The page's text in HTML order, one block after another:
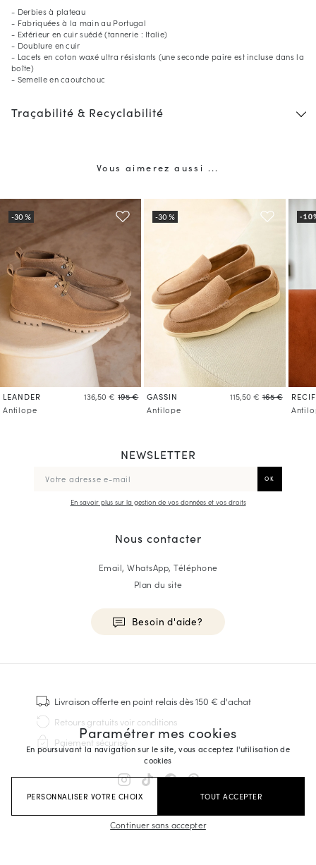
- Derbies à plateau
- Fabriquées à la main au Portugal
- Extérieur en cuir suédé (tannerie : Italie)
- Doublure en cuir
- Lacets en coton waxé ultra résistants (une seconde paire est incluse dans la
boîte)
- Semelle en caoutchouc
Traçabilité & Recyclabilité
Vous aimerez aussi ...
LEANDER 136,50 € 195 €
Antilope
GASSIN 115,50 € 165 €
Antilope
Paramétrer mes cookies
En poursuivant la navigation sur le site, vous acceptez l'utilisation de
cookies
PERSONNALISER VOTRE CHOIX TOUT ACCEPTER
Continuer sans accepter
NEWSLETTER
En savoir plus sur la gestion de vos données et vos droits
Nous contacter
Email, WhatsApp, Téléphone
Plan du site
Besoin d'aide?
Baskets
Cousu Goodyear
Derbies & Richelieu
Richelieus Homme
Sandales & Espadrilles
Sacoches Business
Baskets Blanches Homme
Livraison offerteen point relais dès 150 € d'achat
Retours gratuitsvoir conditions
Paiement sécurisé